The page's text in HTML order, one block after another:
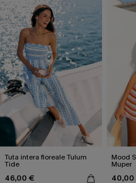
Tuta intera floreale Tulum
Tide
46,00 €
Mood
Muper
40,00